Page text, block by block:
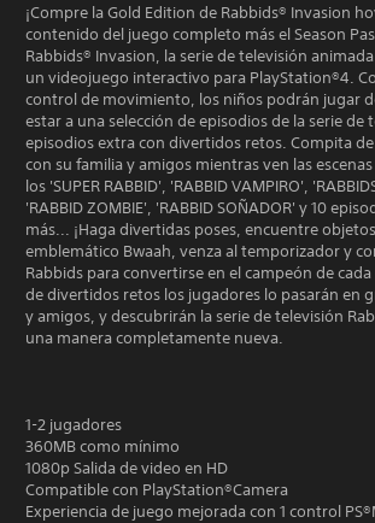
¡Compre la Gold Edition de Rabbids® Invasion
contenido del juego completo más el Season
Rabbids® Invasion, la serie de televisión
un videojuego interactivo para PlayStation®4.
control de movimiento, los niños podrán jugar
estar a una selección de episodios de la serie de
episodios extra con divertidos retos. Compita
con su familia y amigos mientras ven las
los 'SUPER RABBID', 'RABBID VAMPIRO',
'RABBID ZOMBIE', 'RABBID SOÑADOR' y 10
más... ¡Haga divertidas poses, encuentre
emblemático Bwaah, venza al temporizador y
Rabbids para convertirse en el campeón de
de divertidos retos los jugadores lo pasarán en
y amigos, y descubrirán la serie de televisión
una manera completamente nueva.
1-2 jugadores
360MB como mínimo
1080p Salida de video en HD
Compatible con PlayStation®Camera
Experiencia de juego mejorada con 1 control